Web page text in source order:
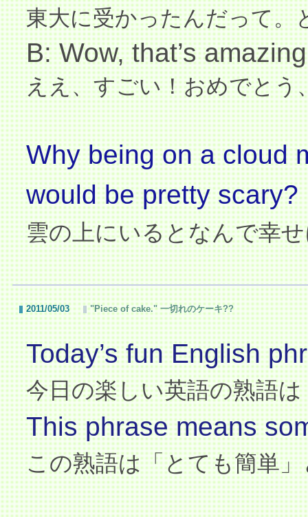
東大に受かったんだって。
B: Wow, that’s
ええ、すごい！おめでとう
Why being on a cloud
would be pretty scary?
雲の上にいるとなんで幸
2011/05/03 "Piece of cake." 一切れのケーキ??
Today’s fun English
今日の楽しい英語の熟語
This phrase means
この熟語は「とても簡単